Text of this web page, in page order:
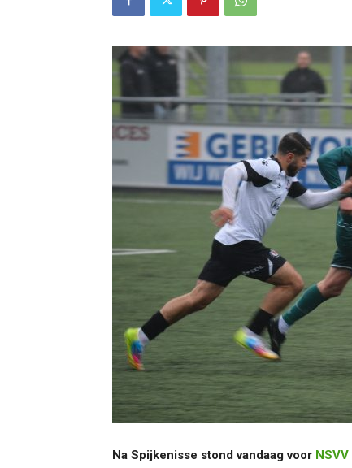
Na Spijkenisse stond vandaag voor NSVV